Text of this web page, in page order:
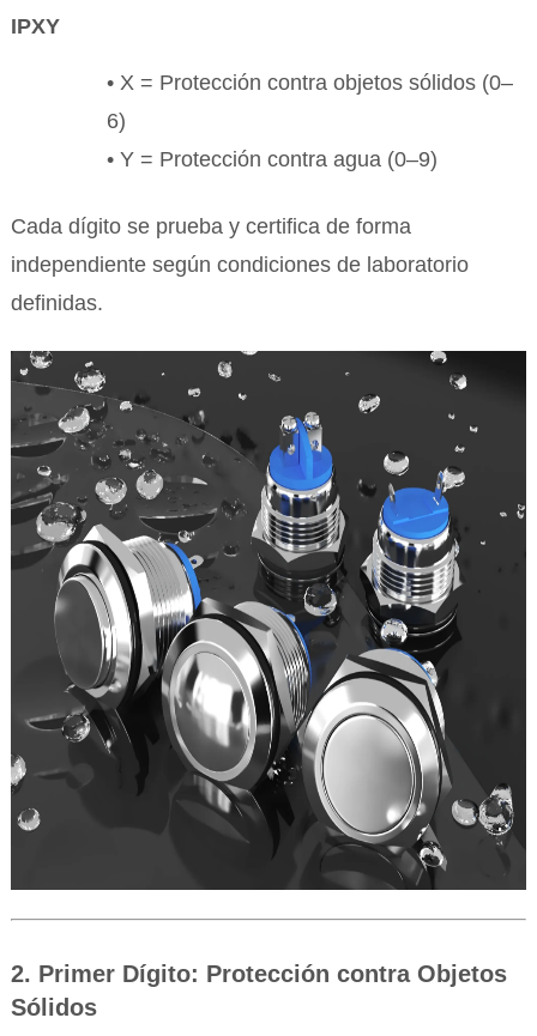
IPXY
• X = Protección contra objetos sólidos (0–
6)
• Y = Protección contra agua (0–9)
Cada dígito se prueba y certifica de forma
independiente según condiciones de laboratorio
definidas.
2. Primer Dígito: Protección contra Objetos
Sólidos